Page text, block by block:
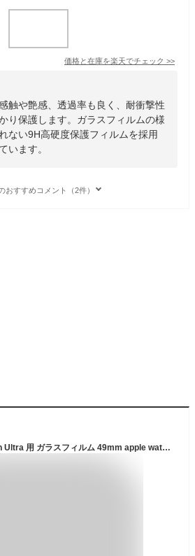
価格と在庫を楽天でチェック >>
触や艶感、透過率も良く、耐衝撃性
り保護します。ガラスフィルムの様
ない9H高硬度保護フィルムを採用
います。
おすすめコメント（2件）
【2枚入り】Apple Watch Ultra 用 ガラスフィルム 49mm apple watch ultra用 強化ガラス フィルム 保護フィルム アップルウォッチ 用 硬度9H 耐指紋 飛散防止 気泡なし 自動修復 画面保護 Apple Watch Ultra 液晶保護フィルム 厚さ0.33mm